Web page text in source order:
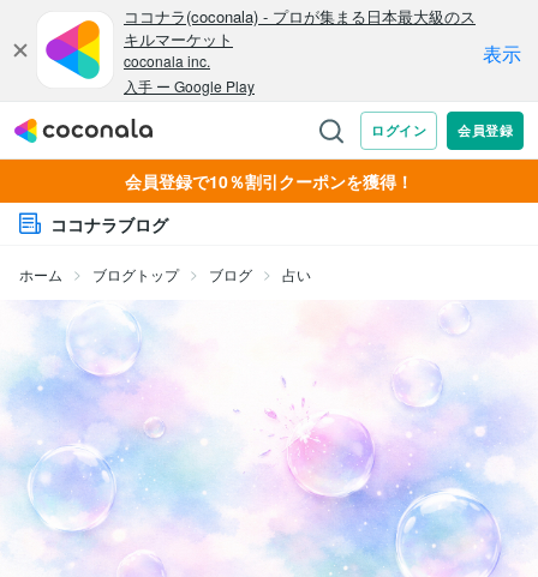
会員登録で10％割引クーポンを獲得！
ココナラブログ
ホーム ブログトップ ブログ 占い